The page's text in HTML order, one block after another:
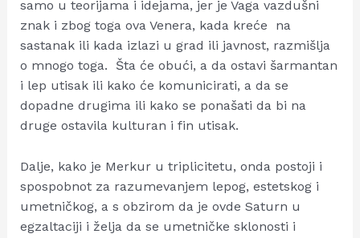
samo u teorijama i idejama, jer je Vaga vazdušni
znak i zbog toga ova Venera, kada kreće na
sastanak ili kada izlazi u grad ili javnost, razmišlja
o mnogo toga. Šta će obući, a da ostavi šarmantan
i lep utisak ili kako će komunicirati, a da se
dopadne drugima ili kako se ponašati da bi na
druge ostavila kulturan i fin utisak.
Dalje, kako je Merkur u triplicitetu, onda postoji i
spospobnot za razumevanjem lepog, estetskog i
umetničkog, a s obzirom da je ovde Saturn u
egzaltaciji i želja da se umetničke sklonosti i